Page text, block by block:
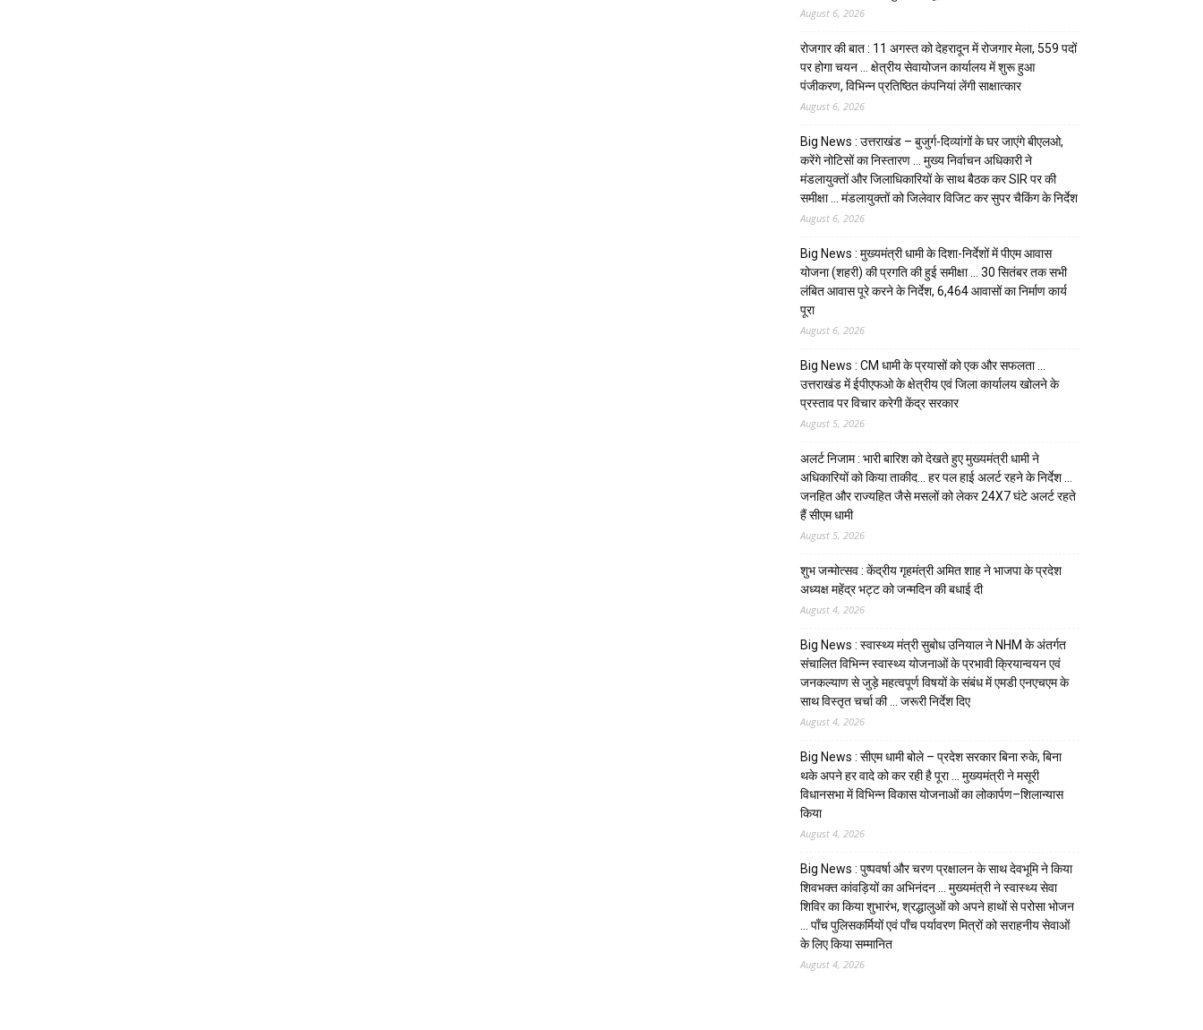
August 6, 2026
रोजगार की बात : 11 अगस्त को देहरादून में रोजगार मेला, 559 पदों
पर होगा चयन … क्षेत्रीय सेवायोजन कार्यालय में शुरू हुआ
पंजीकरण, विभिन्न प्रतिष्ठित कंपनियां लेंगी साक्षात्कार
August 6, 2026
Big News : उत्तराखंड – बुजुर्ग-दिव्यांगों के घर जाएंगे बीएलओ,
करेंगे नोटिसों का निस्तारण … मुख्य निर्वाचन अधिकारी ने
मंडलायुक्तों और जिलाधिकारियों के साथ बैठक कर SIR पर की
समीक्षा … मंडलायुक्तों को जिलेवार विजिट कर सुपर चैकिंग के निर्देश
August 6, 2026
Big News : मुख्यमंत्री धामी के दिशा-निर्देशों में पीएम आवास
योजना (शहरी) की प्रगति की हुई समीक्षा … 30 सितंबर तक सभी
लंबित आवास पूरे करने के निर्देश, 6,464 आवासों का निर्माण कार्य
पूरा
August 6, 2026
Big News : CM धामी के प्रयासों को एक और सफलता …
उत्तराखंड में ईपीएफओ के क्षेत्रीय एवं जिला कार्यालय खोलने के
प्रस्ताव पर विचार करेगी केंद्र सरकार
August 5, 2026
अलर्ट निजाम : भारी बारिश को देखते हुए मुख्यमंत्री धामी ने
अधिकारियों को किया ताकीद… हर पल हाई अलर्ट रहने के निर्देश …
जनहित और राज्यहित जैसे मसलों को लेकर 24X7 घंटे अलर्ट रहते
हैं सीएम धामी
August 5, 2026
शुभ जन्मोत्सव : केंद्रीय गृहमंत्री अमित शाह ने भाजपा के प्रदेश
अध्यक्ष महेंद्र भट्ट को जन्मदिन की बधाई दी
August 4, 2026
Big News : स्वास्थ्य मंत्री सुबोध उनियाल ने NHM के अंतर्गत
संचालित विभिन्न स्वास्थ्य योजनाओं के प्रभावी क्रियान्वयन एवं
जनकल्याण से जुड़े महत्वपूर्ण विषयों के संबंध में एमडी एनएचएम के
साथ विस्तृत चर्चा की … जरूरी निर्देश दिए
August 4, 2026
Big News : सीएम धामी बोले – प्रदेश सरकार बिना रुके, बिना
थके अपने हर वादे को कर रही है पूरा … मुख्यमंत्री ने मसूरी
विधानसभा में विभिन्न विकास योजनाओं का लोकार्पण–शिलान्यास
किया
August 4, 2026
Big News : पुष्पवर्षा और चरण प्रक्षालन के साथ देवभूमि ने किया
शिवभक्त कांवड़ियों का अभिनंदन … मुख्यमंत्री ने स्वास्थ्य सेवा
शिविर का किया शुभारंभ, श्रद्धालुओं को अपने हाथों से परोसा भोजन
… पाँच पुलिसकर्मियों एवं पाँच पर्यावरण मित्रों को सराहनीय सेवाओं
के लिए किया सम्मानित
August 4, 2026